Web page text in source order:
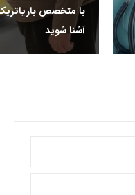
با متخصص
آشنا شوید